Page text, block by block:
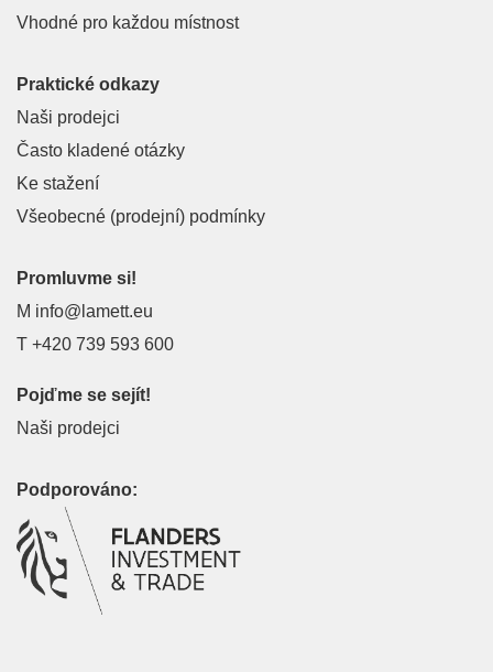
Vhodné pro každou místnost
Praktické odkazy
Naši prodejci
Často kladené otázky
Ke stažení
Všeobecné (prodejní) podmínky
Promluvme si!
M info@lamett.eu
T +420 739 593 600
Pojďme se sejít!
Naši prodejci
Podporováno: